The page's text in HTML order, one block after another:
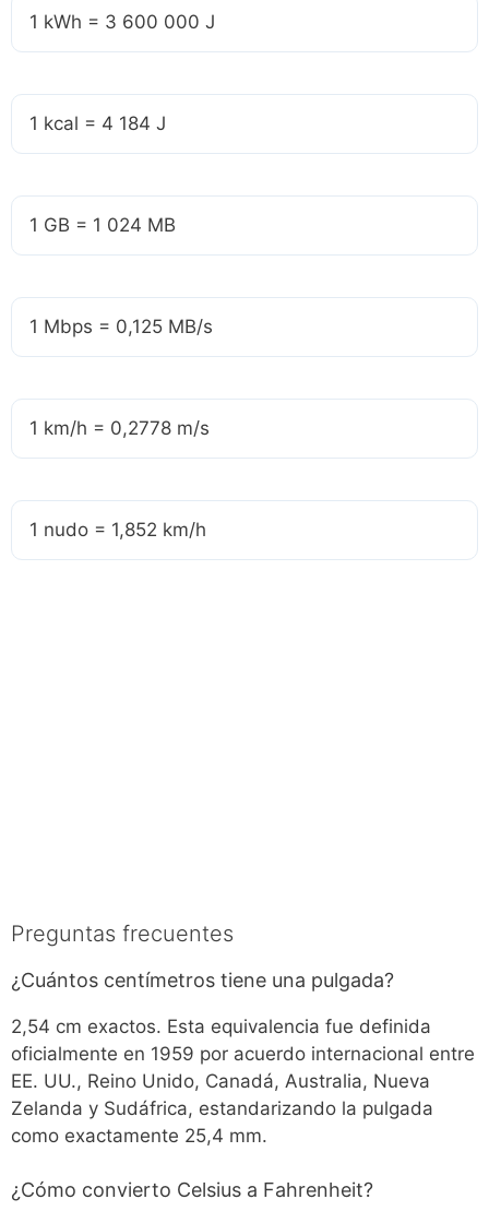
1 kWh = 3 600 000 J
1 kcal = 4 184 J
1 GB = 1 024 MB
1 Mbps = 0,125 MB/s
1 km/h = 0,2778 m/s
1 nudo = 1,852 km/h
Preguntas frecuentes
¿Cuántos centímetros tiene una pulgada?
2,54 cm exactos. Esta equivalencia fue definida
oficialmente en 1959 por acuerdo internacional entre
EE. UU., Reino Unido, Canadá, Australia, Nueva
Zelanda y Sudáfrica, estandarizando la pulgada
como exactamente 25,4 mm.
¿Cómo convierto Celsius a Fahrenheit?